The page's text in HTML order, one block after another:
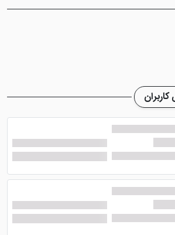
جهت راحتی و آسایش میهمانان در نظر
روز تغییر یافته‌ اند. در این اتاق‌ ها
تلویزیون صفحه تخت، تلفن، آباژور،
دراور و ... موجود می باشد.
امکانات هتل البرز تهران
مانند دیگر همتایان خود
هتل تعبیه کرده تا نیاز میهمانان را به